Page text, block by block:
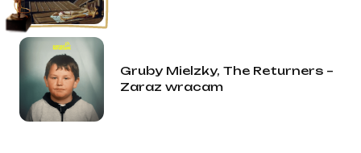
Gruby Mielzky, The Returners –
Zaraz wracam